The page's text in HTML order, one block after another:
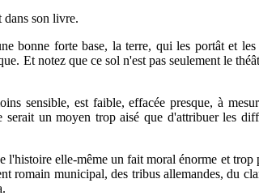
dans son livre.
bonne forte base, la terre, qui les portât et
Et notez que ce sol n'est pas seulement le
sensible, est faible, effacée presque, à
un moyen trop aisé que d'attribuer les
elle-même un fait moral énorme et trop
romain municipal, des tribus allemandes, du